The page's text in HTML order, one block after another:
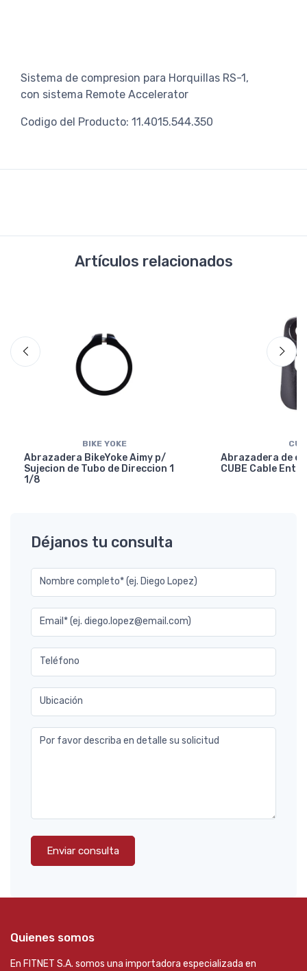
Sistema de compresion para Horquillas RS-1,
con sistema Remote Accelerator
Codigo del Producto: 11.4015.544.350
Artículos relacionados
BIKE YOKE
Abrazadera BikeYoke Aimy p/
Sujecion de Tubo de Direccion 1
1/8
Abrazadera de
CUBE Cable
Déjanos tu consulta
Nombre completo* (ej. Diego Lopez)
Email* (ej. diego.lopez@email.com)
Teléfono
Ubicación
Por favor describa en detalle su solicitud
Enviar consulta
Quienes somos
En FITNET S.A. somos una importadora especializada en